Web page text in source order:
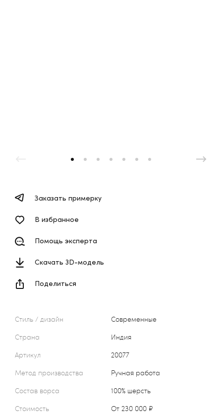
Стиль / дизайн
Современные
Страна
Индия
Артикул
20077
Метод производства
Ручная работа
Состав ворса
100% шерсть
Стоимость
от 230 000 ₽
Заказать примерку
В избранное
Помощь эксперта
Скачать 3D-модель
Поделиться